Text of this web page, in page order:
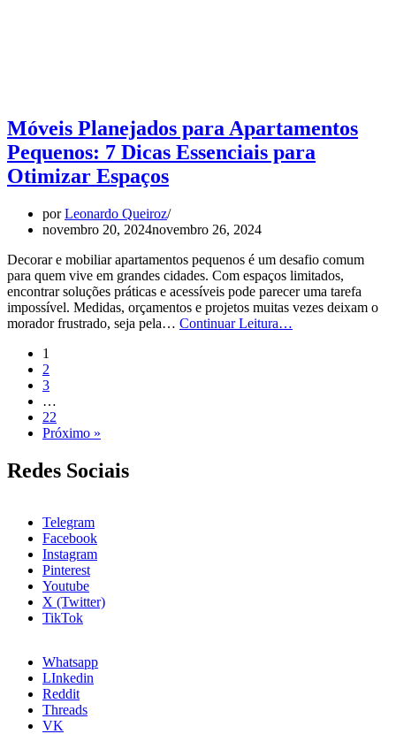
Móveis Planejados para Apartamentos
Pequenos: 7 Dicas Essenciais para
Otimizar Espaços
porLeonardo Queiroz
novembro 20, 2024novembro 26, 2024
Decorar e mobiliar apartamentos pequenos é um desafio comum
para quem vive em grandes cidades. Com espaços limitados,
encontrar soluções práticas e acessíveis pode parecer uma tarefa
impossível. Medidas, orçamentos e projetos muitas vezes deixam o
morador frustrado, seja pela… Continuar Leitura…
1
2
3
…
22
Próximo »
Redes Sociais
Telegram
Facebook
Instagram
Pinterest
Youtube
X (Twitter)
TikTok
Whatsapp
LInkedin
Reddit
Threads
VK